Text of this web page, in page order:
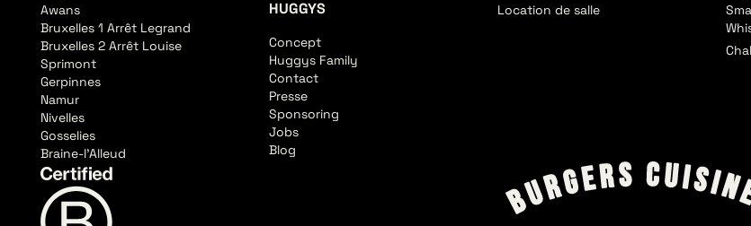
Awans
Bruxelles 1 Arrêt Legrand
Bruxelles 2 Arrêt Louise
Sprimont
Gerpinnes
Namur
Nivelles
Gosselies
Braine-l'Alleud
HUGGYS
Concept
Huggys Family
Contact
Presse
Sponsoring
Jobs
Blog
Location de salle